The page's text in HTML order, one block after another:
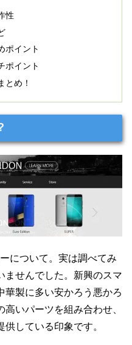
性
ポイント
ポイント
とめ！
について。実は調べてみ
ませんでした。新興のスマ
華製に多い安かろう悪かろ
いパーツを組み合わせ、
している印象です。